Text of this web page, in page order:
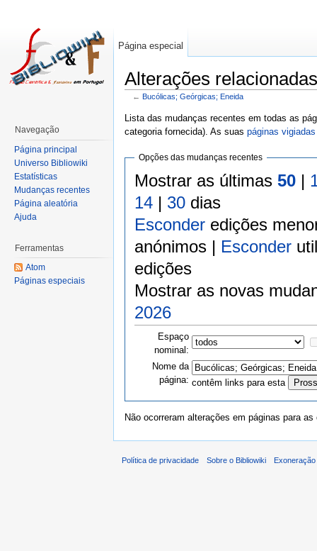
Alterações
← Bucólicas; Geórgicas; Eneida
Lista das mudanças recentes em todas as
categoria fornecida). As suas páginas vigiadas
Opções das mudanças recentes
Mostrar as últimas 50|
14| 30dias
Esconderedições
anónimos | Esconder
edições
Mostrar as novas
2026
Espaço
nominal:
Nome da
página: contêm links para esta
Não ocorreram alterações em páginas para
Página especial
Navegação
Página principal
Universo Bibliowiki
Estatísticas
Mudanças recentes
Página aleatória
Ajuda
Ferramentas
Atom
Páginas especiais
Política de privacidade Sobre o Bibliowiki